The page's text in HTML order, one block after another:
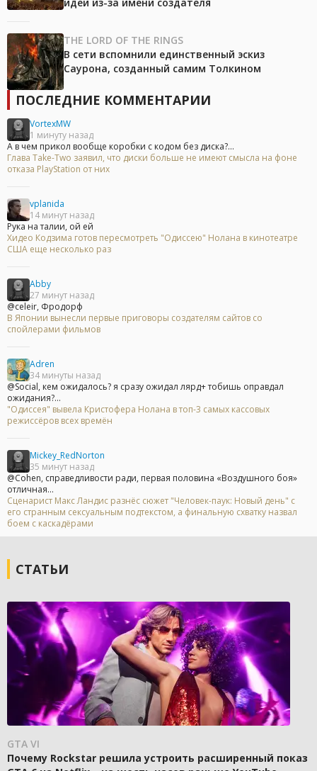
идеи из-за имени создателя
THE LORD OF THE RINGS
В сети вспомнили единственный эскиз
Саурона, созданный самим Толкином
ПОСЛЕДНИЕ КОММЕНТАРИИ
VortexMW
1 минуту назад
А в чем прикол вообще коробки с кодом без диска?...
Глава Take-Two заявил, что диски больше не имеют смысла на фоне
отказа PlayStation от них
vplanida
14 минут назад
Рука на талии, ой ей
Хидео Кодзима готов пересмотреть "Одиссею" Нолана в кинотеатре
США еще несколько раз
Abby
27 минут назад
@celeir, Фродорф
В Японии вынесли первые приговоры создателям сайтов со
спойлерами фильмов
Adren
34 минуты назад
@Social, кем ожидалось? я сразу ожидал лярд+ тобишь оправдал
ожидания?...
"Одиссея" вывела Кристофера Нолана в топ-3 самых кассовых
режиссёров всех времён
Mickey_RedNorton
35 минут назад
@Cohen, справедливости ради, первая половина «Воздушного боя»
отличная...
Сценарист Макс Ландис разнёс сюжет "Человек-паук: Новый день" с
его странным сексуальным подтекстом, а финальную схватку назвал
боем с каскадёрами
СТАТЬИ
GTA VI
Почему Rockstar решила устроить расширенный показ